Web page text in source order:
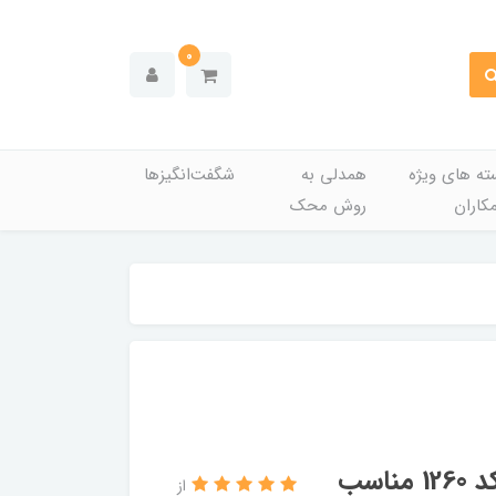
0
های ویژه
همدلی به
روش محک
شگفت‌انگیزها
قفل درب جانبی عقب چپ قدیم آریکو کد 1260 مناسب
از